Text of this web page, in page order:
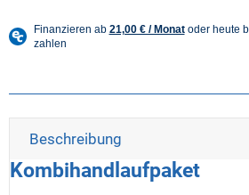
Beschreibung
Kombihandlaufpaket